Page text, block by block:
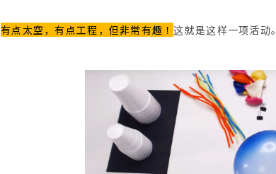
有点太空，有点工程，但非常有趣！这就是这样一项活动。